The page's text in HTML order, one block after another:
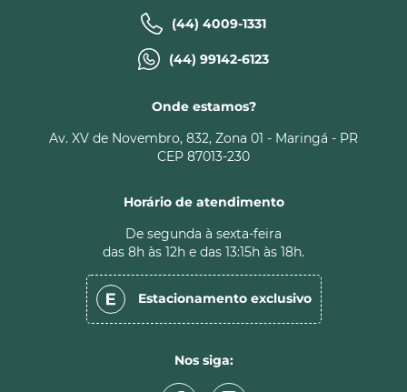
(44) 4009-1331
(44) 99142-6123
Onde estamos?
Av. XV de Novembro, 832, Zona 01 - Maringá - PR
CEP 87013-230
Horário de atendimento
De segunda à sexta-feira
das 8h às 12h e das 13:15h às 18h.
Estacionamento exclusivo
Nos siga: